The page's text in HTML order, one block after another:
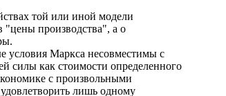
той или иной модели
"цены производства", а о
условия Маркса несовместимы с
силы как стоимости определенного
с произвольными
лишь одному